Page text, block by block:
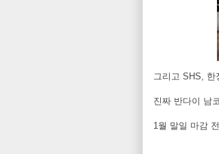
그리고 SHS, 한
진짜 반다이 남
1월 말일 마감